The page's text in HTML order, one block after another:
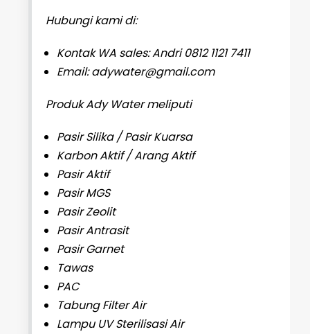
Hubungi kami di:
Kontak WA sales: Andri 0812 1121 7411
Email: adywater@gmail.com
Produk Ady Water meliputi
Pasir Silika / Pasir Kuarsa
Karbon Aktif / Arang Aktif
Pasir Aktif
Pasir MGS
Pasir Zeolit
Pasir Antrasit
Pasir Garnet
Tawas
PAC
Tabung Filter Air
Lampu UV Sterilisasi Air